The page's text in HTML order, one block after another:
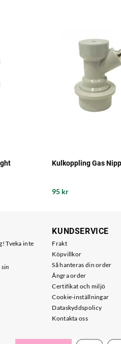
Kulkoppling Gas
95 kr
Tveka inte
KUNDSERVICE
Frakt
Köpvillkor
Så hanteras din order
Ångra order
Certifikat och miljö
Cookie-inställningar
Dataskyddspolicy
Kontakta oss